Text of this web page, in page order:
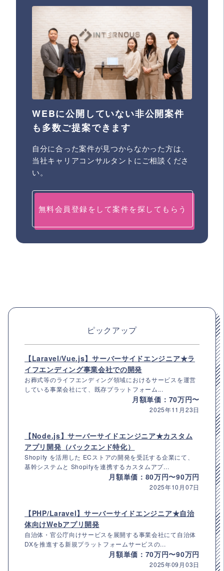
WEBに公開していない非公開案件
も多数ご提案できます
自分に合った案件が見つからなかった方は、
当社キャリアコンサルタントにご相談くださ
い。
無料会員登録をして案件を探してもらう
ピックアップ
【Laravel/Vue.js】サーバーサイドエンジニア★ラ
イフエンディング事業会社での開発
お葬式等のライフエンディング領域におけるサービスを運営
している事業会社にて、既存プラットフォーム...
月額単価：70万円〜
2025年11月23日
【Node.js】サーバーサイドエンジニア★カスタム
アプリ開発（バックエンド特化）
Shopify を活用した ECストアの開発を受託する企業にて、
基幹システムと Shopifyを連携するカスタムアプ...
月額単価：80万円〜90万円
2025年10月07日
【PHP/Laravel】サーバーサイドエンジニア★自治
体向けWebアプリ開発
自治体・官公庁向けサービスを展開する事業会社にて自治体
DXを推進する新規プラットフォームサービスの...
月額単価：70万円〜90万円
2025年09月03日